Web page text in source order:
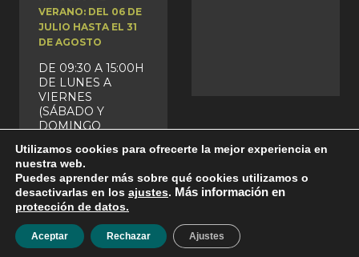
VERANO: DEL 06 DE
JULIO HASTA EL 31
DE AGOSTO
DE 09:30 A 15:00H
DE LUNES A
VIERNES
(SÁBADO Y
DOMINGO
© 2026 Tienda Erlingen
Utilizamos cookies para ofrecerte la mejor experiencia en
nuestra web.
Puedes aprender más sobre qué cookies utilizamos o
desactivarlas en los ajustes. Más información en
protección de datos.
Aceptar Rechazar Ajustes